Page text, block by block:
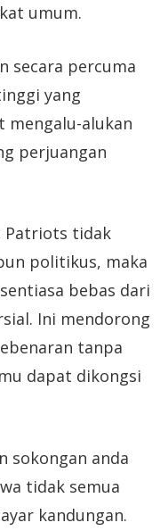
umum.
secara percuma
yang
mengalu-alukan
perjuangan
Patriots tidak
politikus, maka
bebas dari
Ini mendorong
tanpa
dapat dikongsi
sokongan anda
tidak semua
kandungan.